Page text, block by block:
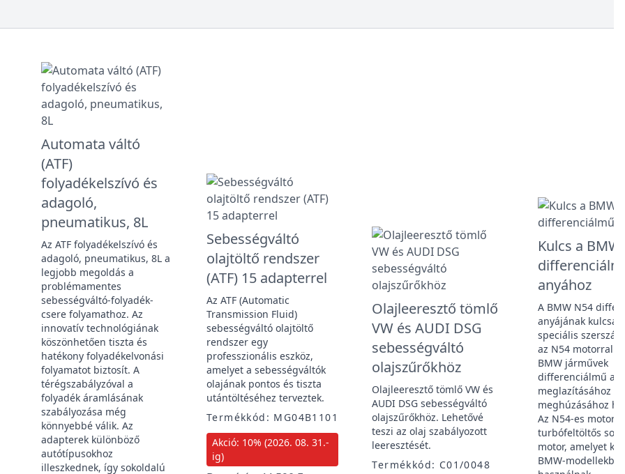
Automata váltó
(ATF)
folyadékelszívó és
adagoló,
pneumatikus, 8L
Az ATF folyadékelszívó és
adagoló, pneumatikus, 8L a
legjobb megoldás a
problémamentes
sebességváltó-folyadék-
csere folyamathoz. Az
innovatív technológiának
köszönhetően tiszta és
hatékony folyadékelvonási
folyamatot biztosít. A
térégszabályzóval a
folyadék áramlásának
szabályozása még
könnyebbé válik. Az
adapterek különböző
autótípusokhoz
illeszkednek, így sokoldalú
Sebességváltó
olajtöltő rendszer
(ATF) 15 adapterrel
Az ATF (Automatic
Transmission Fluid)
sebességváltó olajtöltő
rendszer egy
professzionális eszköz,
amelyet a sebességváltók
olajának pontos és tiszta
utántöltéséhez terveztek.
Termékkód: MG04B1101
Akció: 10% (2026. 08. 31.-
ig)
Olajleeresztő tömlő
VW és AUDI DSG
sebességváltó
olajszűrőkhöz
Olajleeresztő tömlő VW és
AUDI DSG sebességváltó
olajszűrőkhöz. Lehetővé
teszi az olaj szabályozott
leeresztését.
Termékkód: C01/0048
Kulcs a
anyához
A BMW N54
anyájának kulcsa
speciális
az N54 motorral
BMW járművek
differenciálmű
meglazításához
meghúzásához
Az N54-es motor
turbófeltöltős
motor, amelyet
BMW-